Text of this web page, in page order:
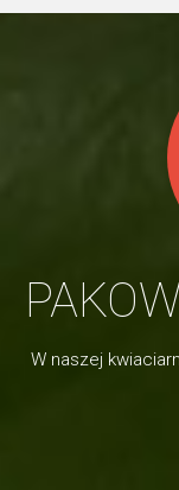
W naszej